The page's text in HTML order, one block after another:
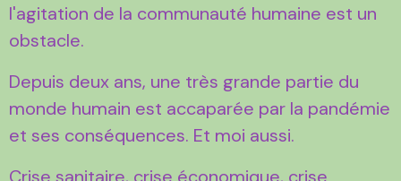
l'agitation de la communauté humaine est un
obstacle.
Depuis deux ans, une très grande partie du
monde humain est accaparée par la pandémie
et ses conséquences. Et moi aussi.
Crise sanitaire, crise économique, crise